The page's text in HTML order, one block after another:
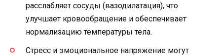
расслабляет сосуды (вазодилатация), что
улучшает кровообращение и обеспечивает
нормализацию температуры тела.
Стресс и эмоциональное напряжение могут